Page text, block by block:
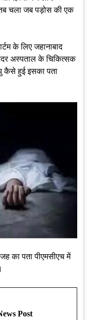
चला जब पड़ोस की एक
के लिए जहानाबाद
अस्पताल के चिकित्सक
कैसे हुई इसका पता
का पता पीएमसीएच में
Post